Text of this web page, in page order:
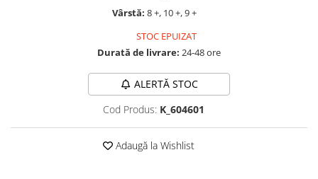
LEGO Animal Crossing
LEGO Creator Expert
LEGO Architecture
Vârstă: 8 +, 10 +, 9 +
STOC EPUIZAT
Durată de livrare: 24-48 ore
ALERTĂ STOC
Cod Produs: K_604601
Adaugă la Wishlist